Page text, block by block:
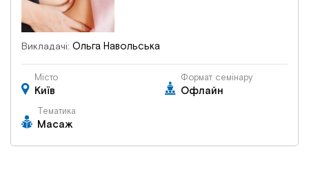
Викладачі: Ольга Навольська
Місто
Київ
Формат семінару
Офлайн
Тематика
Масаж